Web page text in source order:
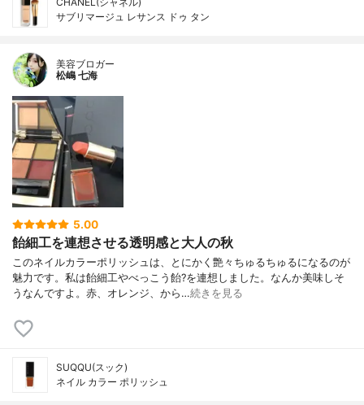
サブリマージュ レサンス ドゥ タン
美容ブロガー
松嶋 七海
5.00
飴細工を連想させる透明感と大人の秋
このネイルカラーポリッシュは、とにかく艶々ちゅるちゅるになるのが
魅力です。私は飴細工やべっこう飴?を連想しました。なんか美味しそ
うなんですよ。赤、オレンジ、から…続きを見る
SUQQU(スック)
ネイル カラー ポリッシュ